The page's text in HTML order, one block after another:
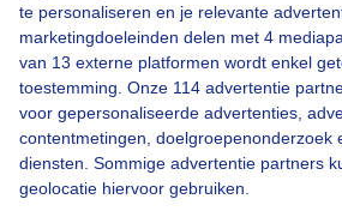
te personaliseren en je relevante
marketingdoeleinden delen met 4
van 13 externe platformen wordt enkel
toestemming. Onze 114 advertentie
voor gepersonaliseerde advertenties,
contentmetingen, doelgroepenonderzoek
diensten. Sommige advertentie partners
geolocatie hiervoor gebruiken.
Over Buienradar
Bedrijfsgegevens